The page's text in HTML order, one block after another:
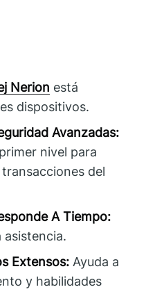
Nerion está
dispositivos.
Avanzadas:
nivel para
del
A Tiempo:
asistencia.
Extensos: Ayuda a
y habilidades